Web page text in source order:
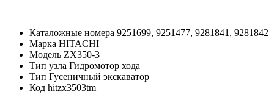
Каталожные номера 9251699, 9251477, 9281841, 9281842
Марка HITACHI
Модель ZX350-3
Тип узла Гидромотор хода
Тип Гусеничный экскаватор
Код hitzx3503tm